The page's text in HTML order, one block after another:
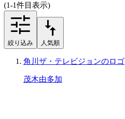
(1-1件目表示)
絞り込み 人気順
角川ザ・テレビジョンのロゴ
茂木由多加